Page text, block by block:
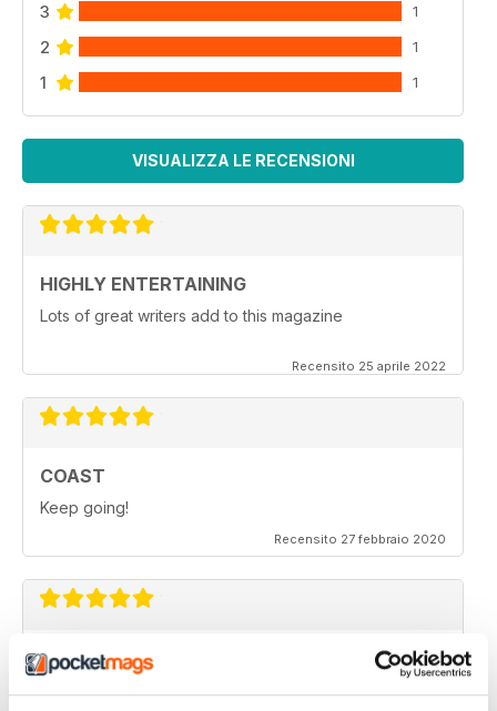
3 1
2 1
1 1
VISUALIZZA LE RECENSIONI
HIGHLY ENTERTAINING
Lots of great writers add to this magazine
Recensito 25 aprile 2022
COAST
Keep going!
Recensito 27 febbraio 2020
FASCINATING MAGAZINE